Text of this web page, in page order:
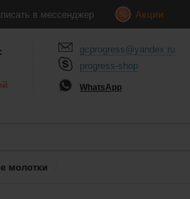
в мессенджер Акции
gcprogress@yandex.ru
progress-shop
WhatsApp
молотки